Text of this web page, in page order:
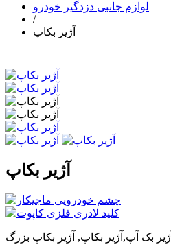
لوازم جانبی دزدگیر خودرو
/
آژیر بکاپ
آژیر بکاپ
آژیر بک آپ,آژیر بکاپ, آژیر بکاپ بزرگ